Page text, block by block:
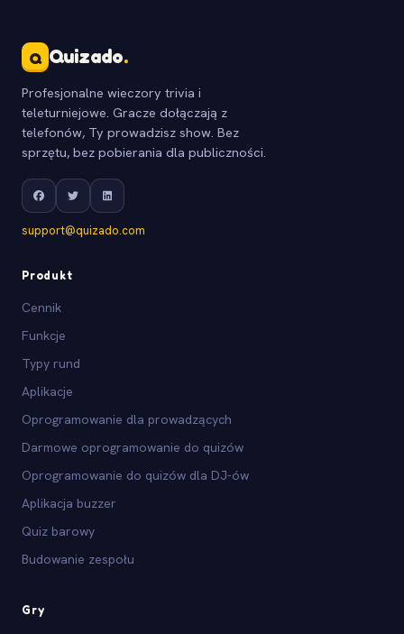
Q Quizado.
Profesjonalne wieczory trivia i
teleturniejowe. Gracze dołączają z
telefonów, Ty prowadzisz show. Bez
sprzętu, bez pobierania dla publiczności.
support@quizado.com
Produkt
Cennik
Funkcje
Typy rund
Aplikacje
Oprogramowanie dla prowadzących
Darmowe oprogramowanie do quizów
Oprogramowanie do quizów dla DJ-ów
Aplikacja buzzer
Quiz barowy
Budowanie zespołu
Gry